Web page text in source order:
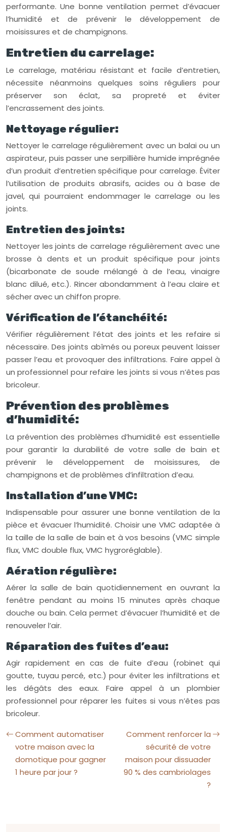
performante. Une bonne ventilation permet d’évacuer
l’humidité et de prévenir le développement de
moisissures et de champignons.
Entretien du carrelage:
Le carrelage, matériau résistant et facile d’entretien,
nécessite néanmoins quelques soins réguliers pour
préserver son éclat, sa propreté et éviter
l’encrassement des joints.
Nettoyage régulier:
Nettoyer le carrelage régulièrement avec un balai ou un
aspirateur, puis passer une serpillière humide imprégnée
d’un produit d’entretien spécifique pour carrelage. Éviter
l’utilisation de produits abrasifs, acides ou à base de
javel, qui pourraient endommager le carrelage ou les
joints.
Entretien des joints:
Nettoyer les joints de carrelage régulièrement avec une
brosse à dents et un produit spécifique pour joints
(bicarbonate de soude mélangé à de l’eau, vinaigre
blanc dilué, etc.). Rincer abondamment à l’eau claire et
sécher avec un chiffon propre.
Vérification de l’étanchéité:
Vérifier régulièrement l’état des joints et les refaire si
nécessaire. Des joints abîmés ou poreux peuvent laisser
passer l’eau et provoquer des infiltrations. Faire appel à
un professionnel pour refaire les joints si vous n’êtes pas
bricoleur.
Prévention des problèmes
d’humidité:
La prévention des problèmes d’humidité est essentielle
pour garantir la durabilité de votre salle de bain et
prévenir le développement de moisissures, de
champignons et de problèmes d’infiltration d’eau.
Installation d’une VMC:
Indispensable pour assurer une bonne ventilation de la
pièce et évacuer l’humidité. Choisir une VMC adaptée à
la taille de la salle de bain et à vos besoins (VMC simple
flux, VMC double flux, VMC hygroréglable).
Aération régulière:
Aérer la salle de bain quotidiennement en ouvrant la
fenêtre pendant au moins 15 minutes après chaque
douche ou bain. Cela permet d’évacuer l’humidité et de
renouveler l’air.
Réparation des fuites d’eau:
Agir rapidement en cas de fuite d’eau (robinet qui
goutte, tuyau percé, etc.) pour éviter les infiltrations et
les dégâts des eaux. Faire appel à un plombier
professionnel pour réparer les fuites si vous n’êtes pas
bricoleur.
Comment automatiser
votre maison avec la
domotique pour gagner
1 heure par jour ?
Comment renforcer la
sécurité de votre
maison pour dissuader
90 % des cambriolages
?